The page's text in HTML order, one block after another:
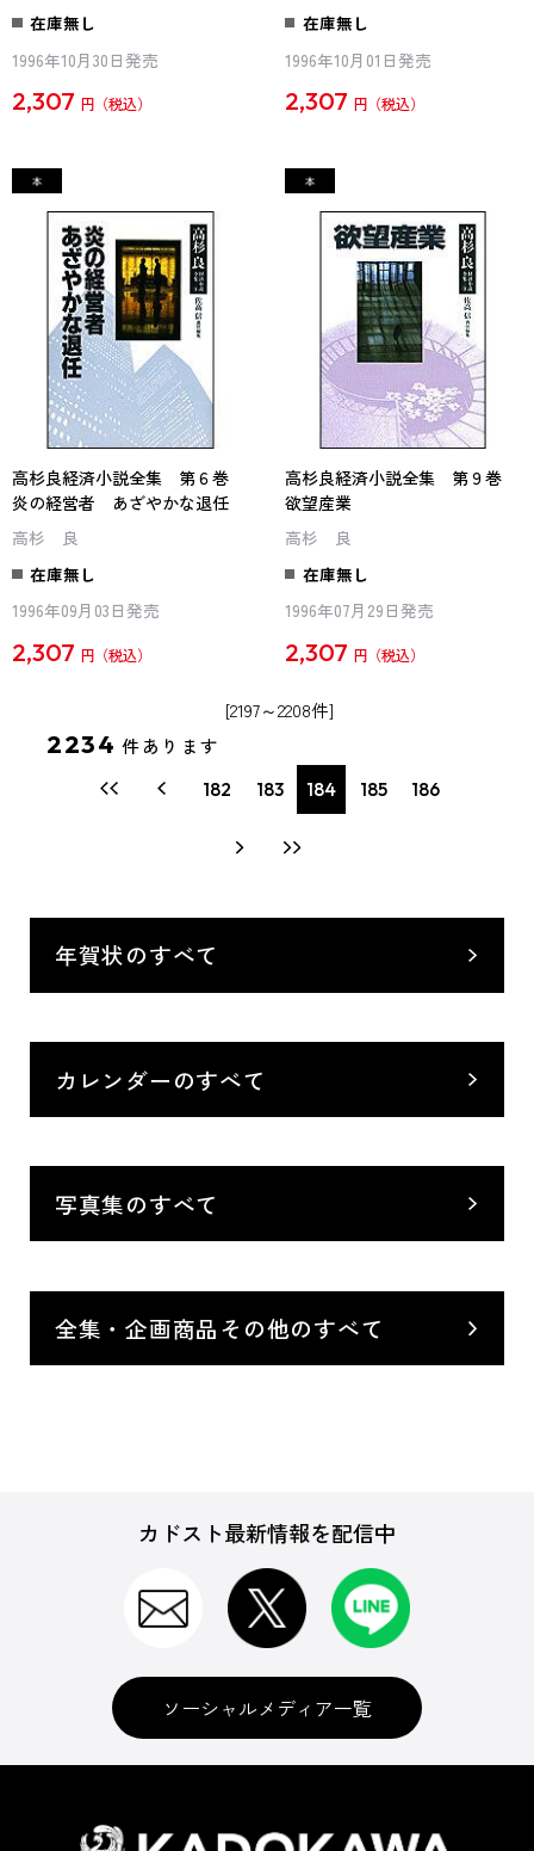
在庫無し
1996年10月30日発売
2,307 円
在庫無し
1996年10月01日発売
2,307 円
高杉良経済小説全集 第６巻
炎の経営者 あざやかな退任
高杉 良
在庫無し
1996年09月03日発売
2,307 円
高杉良経済小説全集 第９巻
欲望産業
高杉 良
在庫無し
1996年07月29日発売
2,307 円
[2197～2208件]
2234 件あります
182 183 184 185 186
年賀状のすべて
カレンダーのすべて
写真集のすべて
全集・企画商品その他のすべて
カドスト最新情報を配信中
ソーシャルメディア一覧